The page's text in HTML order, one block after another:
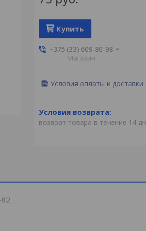
Купить
+375 (33) 609-80-98
Магазин
Условия оплаты и доставки
возврат товара в течение 14